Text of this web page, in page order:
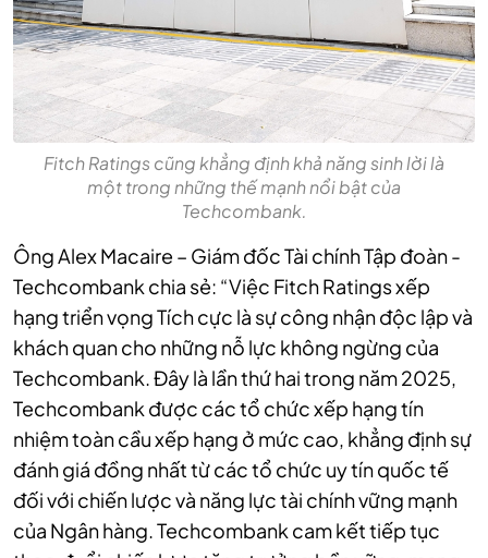
Fitch Ratings cũng khẳng định khả năng sinh lời là
một trong những thế mạnh nổi bật của
Techcombank.
Ông Alex Macaire – Giám đốc Tài chính Tập đoàn -
Techcombank chia sẻ: “Việc Fitch Ratings xếp
hạng triển vọng Tích cực là sự công nhận độc lập và
khách quan cho những nỗ lực không ngừng của
Techcombank. Đây là lần thứ hai trong năm 2025,
Techcombank được các tổ chức xếp hạng tín
nhiệm toàn cầu xếp hạng ở mức cao, khẳng định sự
đánh giá đồng nhất từ các tổ chức uy tín quốc tế
đối với chiến lược và năng lực tài chính vững mạnh
của Ngân hàng. Techcombank cam kết tiếp tục